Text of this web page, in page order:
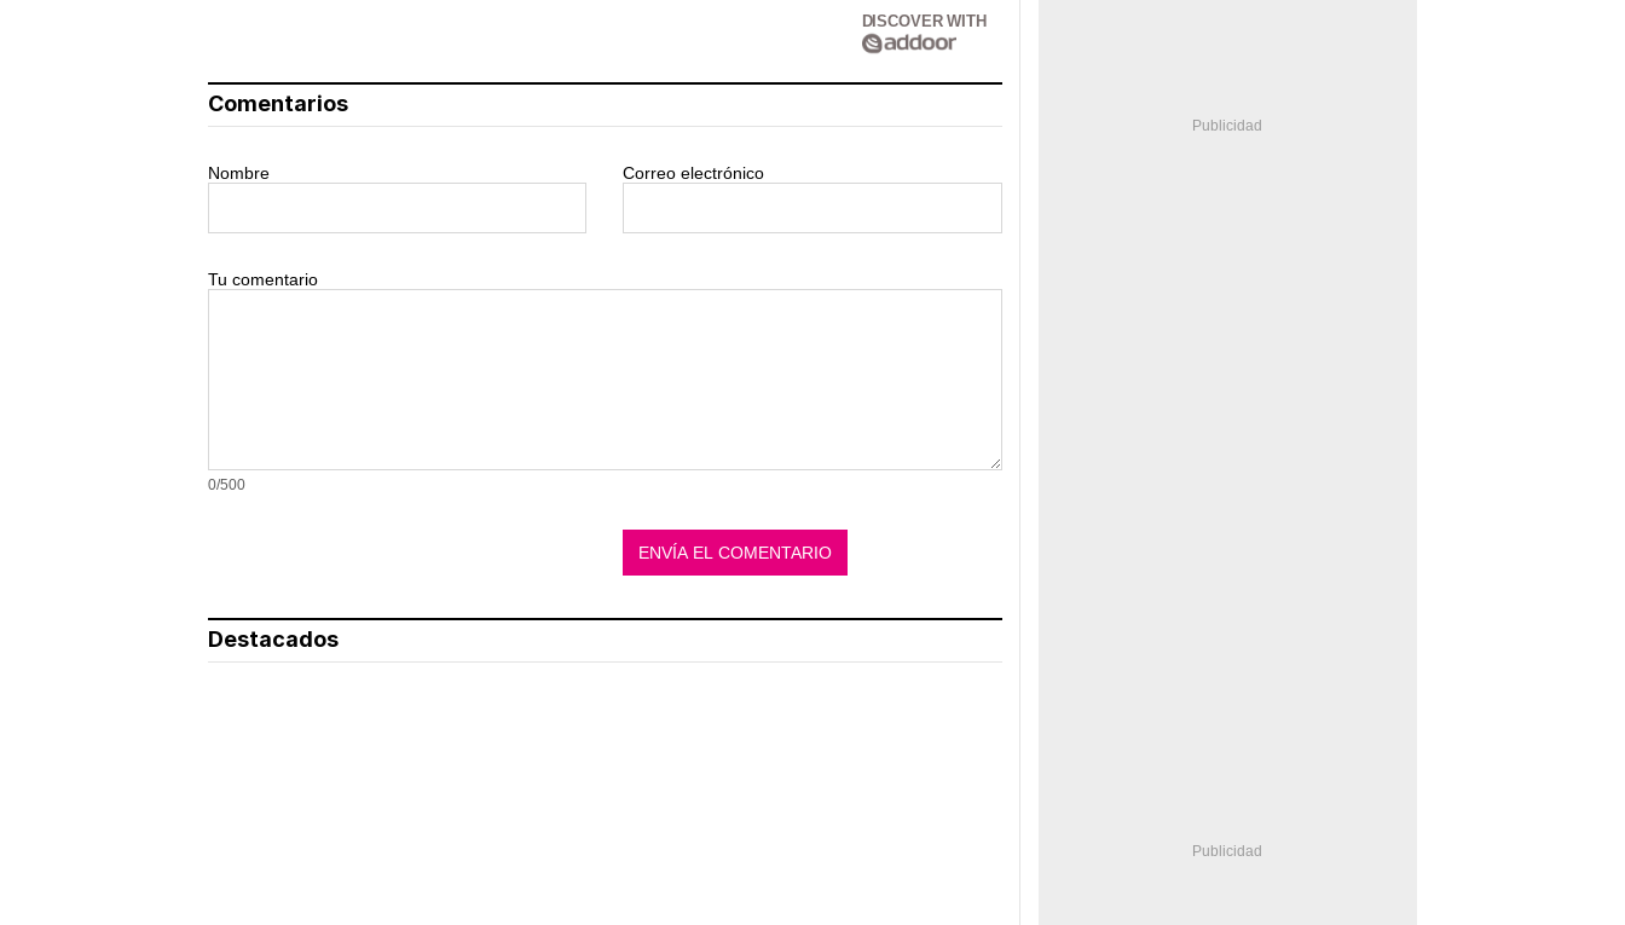
DISCOVER WITH
Comentarios
Nombre Correo electrónico
Tu comentario
0/500
Destacados